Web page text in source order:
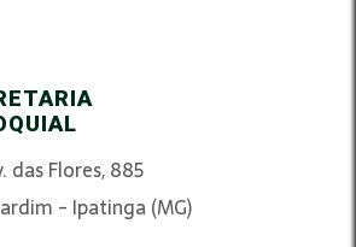
das Flores, 885
- Ipatinga (MG)